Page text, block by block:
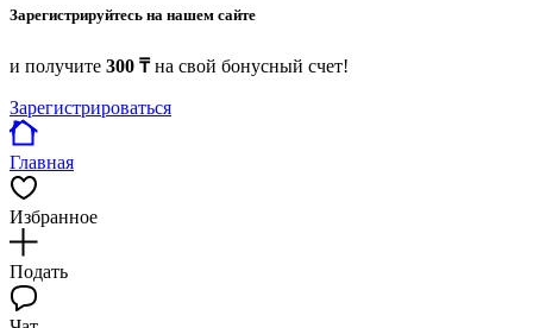
Зарегистрируйтесь на нашем сайте
и получите 300 ₸на свой бонусный счет!
Зарегистрироваться
Главная
Избранное
Подать